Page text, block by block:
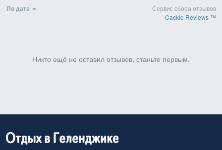
По дате
Сервис сбора отзывов
Cackle Reviews ™
Никто ещё не оставил отзывов, станьте первым.